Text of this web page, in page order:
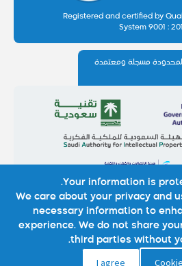
Registered and certified by
System 9001 :
مسجلة ومعتمدة
Your information is
We care about your privacy and
necessary information to
experience. We do not share
third parties without
I agree